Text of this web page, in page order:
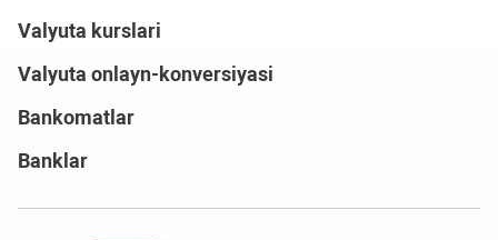
Valyuta kurslari
Valyuta onlayn-konversiyasi
Bankomatlar
Banklar